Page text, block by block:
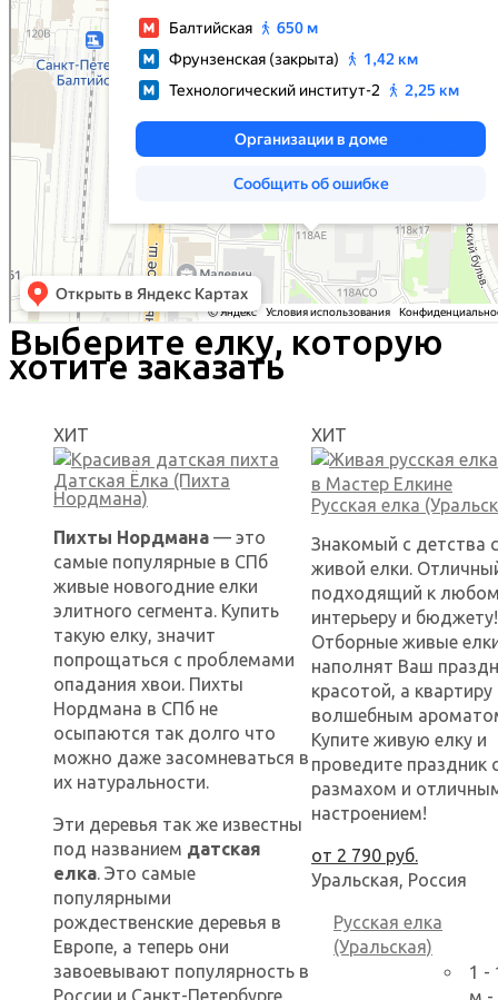
Выберите елку, которую
хотите заказать
ХИТ
Датская Ёлка (Пихта
Нордмана)
Пихты Нордмана — это
самые популярные в СПб
живые новогодние елки
элитного сегмента. Купить
такую елку, значит
попрощаться с проблемами
опадания хвои. Пихты
Нордмана в СПб не
осыпаются так долго что
можно даже засомневаться в
их натуральности.
Эти деревья так же известны
под названием датская
елка. Это самые
популярными
рождественские деревья в
Европе, а теперь они
завоевывают популярность в
России и Санкт-Петербурге.
ХИТ
Русская елка
Знакомый с детства
живой елки.
подходящий к
интерьеру и бюджету!
Отборные живые
наполнят Ваш
красотой, а квартиру
волшебным
Купите живую елку и
проведите праздник
размахом и
настроением!
от 2 790 руб.
Уральская, Россия
Русская елка
(Уральская)
1 -